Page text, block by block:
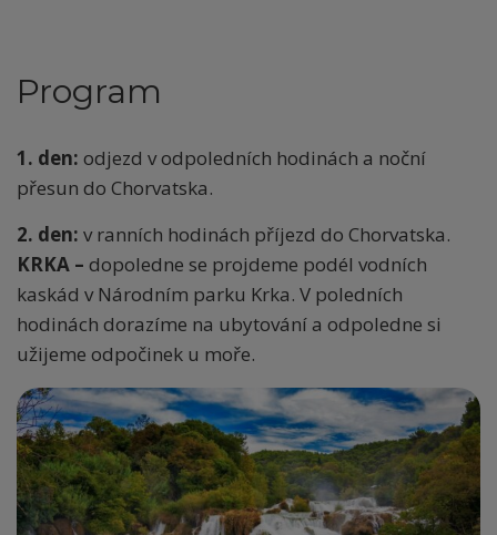
Program
1. den: odjezd v odpoledních hodinách a noční
přesun do Chorvatska.
2. den: v ranních hodinách příjezd do Chorvatska.
KRKA – dopoledne se projdeme podél vodních
kaskád v Národním parku Krka. V poledních
hodinách dorazíme na ubytování a odpoledne si
užijeme odpočinek u moře.